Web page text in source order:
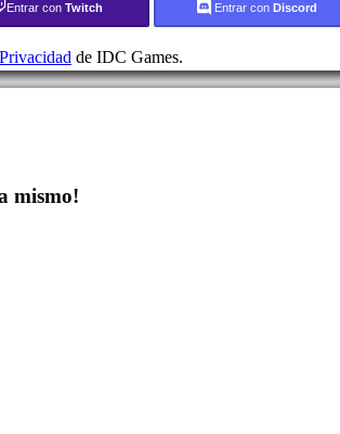
Entrar con Twitch Entrar con Discord
de IDC Games.
mismo!